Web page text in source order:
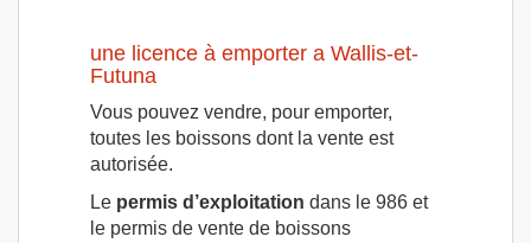
une licence à emporter a Wallis-et-
Futuna
Vous pouvez vendre, pour emporter,
toutes les boissons dont la vente est
autorisée.
Le permis d’exploitation dans le 986 et
le permis de vente de boissons